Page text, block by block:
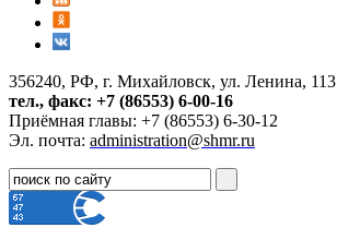
356240, РФ, г. Михайловск, ул. Ленина, 113
тел., факс: +7 (86553) 6-00-16
Приёмная главы: +7 (86553) 6-30-12
Эл. почта: administration@shmr.ru